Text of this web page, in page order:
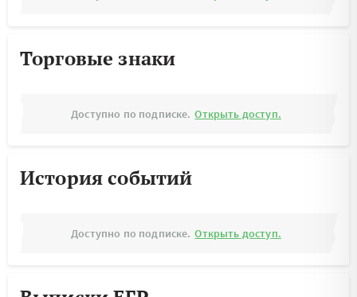
Торговые знаки
Доступно по подписке. Открыть доступ.
История событий
Доступно по подписке. Открыть доступ.